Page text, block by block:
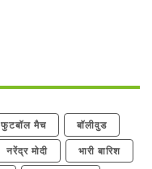
फुटबॉल मैच
बॉलीवुड
नरेंद्र मोदी
भारी बारिश